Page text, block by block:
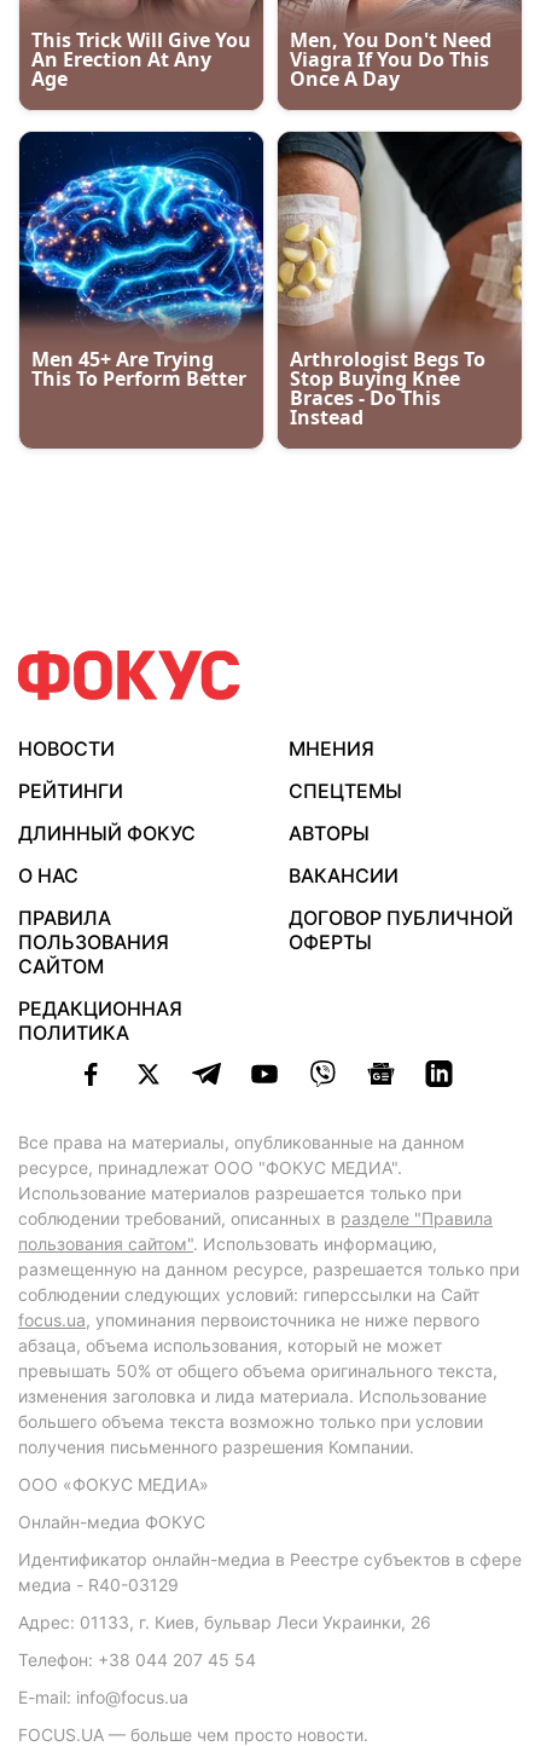
НОВОСТИ
МНЕНИЯ
РЕЙТИНГИ
СПЕЦТЕМЫ
ДЛИННЫЙ ФОКУС
АВТОРЫ
О НАС
ВАКАНСИИ
ПРАВИЛА
ПОЛЬЗОВАНИЯ
САЙТОМ
ДОГОВОР ПУБЛИЧНОЙ
ОФЕРТЫ
РЕДАКЦИОННАЯ
ПОЛИТИКА
Все права на материалы, опубликованные на данном
ресурсе, принадлежат ООО "ФОКУС МЕДИА".
Использование материалов разрешается только при
соблюдении требований, описанных в разделе "Правила
пользования сайтом". Использовать информацию,
размещенную на данном ресурсе, разрешается только при
соблюдении следующих условий: гиперссылки на Сайт
focus.ua, упоминания первоисточника не ниже первого
абзаца, объема использования, который не может
превышать 50% от общего объема оригинального текста,
изменения заголовка и лида материала. Использование
большего объема текста возможно только при условии
получения письменного разрешения Компании.
ООО «ФОКУС МЕДИА»
Онлайн-медиа ФОКУС
Идентификатор онлайн-медиа в Реестре субъектов в сфере
медиа - R40-03129
Адрес: 01133, г. Киев, бульвар Леси Украинки, 26
Телефон: +38 044 207 45 54
E-mail: info@focus.ua
FOCUS.UA — больше чем просто новости.